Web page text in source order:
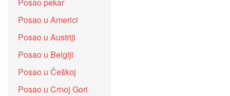
Posao pekar
Posao u Americi
Posao u Austriji
Posao u Belgiji
Posao u Češkoj
Posao u Crnoj Gori